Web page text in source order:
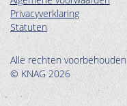
Privacyverklaring
Statuten
Alle rechten voorbehouden
© KNAG 2026